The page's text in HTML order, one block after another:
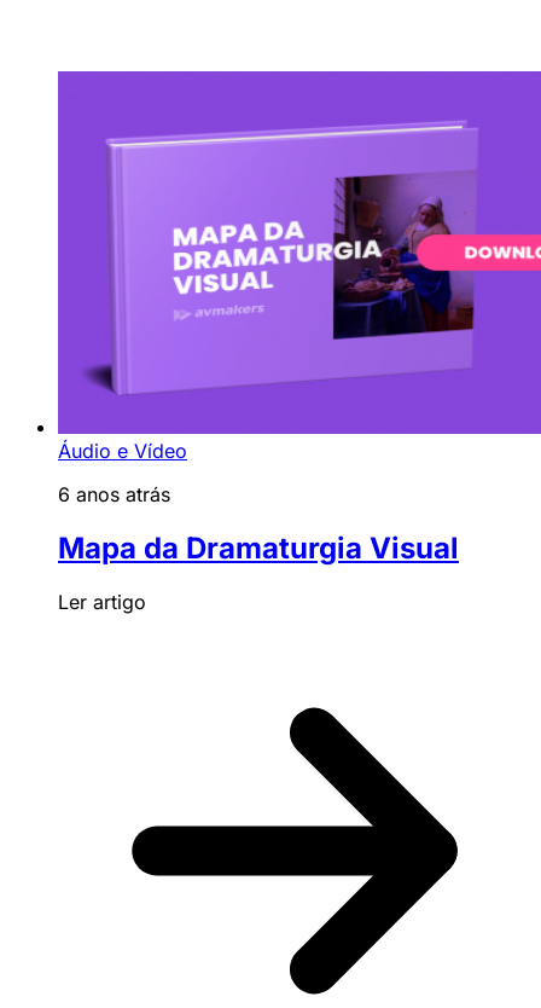
Áudio e Vídeo
6 anos atrás
Mapa da Dramaturgia Visual
Ler artigo